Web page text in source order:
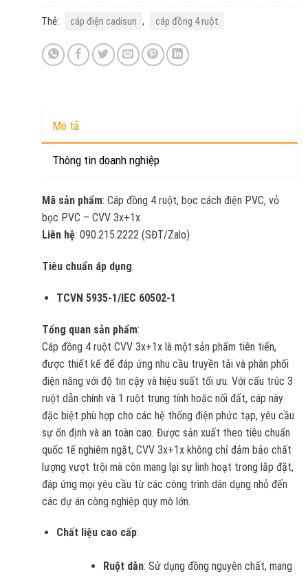
Thẻ: cáp điện cadisun , cáp đồng 4 ruột
Mô tả
Thông tin doanh nghiệp
Mã sản phẩm: Cáp đồng 4 ruột, bọc cách điện PVC, vỏ
bọc PVC – CVV 3x+1x
Liên hệ: 090.215.2222 (SĐT/Zalo)
Tiêu chuẩn áp dụng:
TCVN 5935-1/IEC 60502-1
Tổng quan sản phẩm:
Cáp đồng 4 ruột CVV 3x+1x là một sản phẩm tiên tiến,
được thiết kế để đáp ứng nhu cầu truyền tải và phân phối
điện năng với độ tin cậy và hiệu suất tối ưu. Với cấu trúc 3
ruột dẫn chính và 1 ruột trung tính hoặc nối đất, cáp này
đặc biệt phù hợp cho các hệ thống điện phức tạp, yêu cầu
sự ổn định và an toàn cao. Được sản xuất theo tiêu chuẩn
quốc tế nghiêm ngặt, CVV 3x+1x không chỉ đảm bảo chất
lượng vượt trội mà còn mang lại sự linh hoạt trong lắp đặt,
đáp ứng mọi yêu cầu từ các công trình dân dụng nhỏ đến
các dự án công nghiệp quy mô lớn.
Chất liệu cao cấp:
Ruột dẫn: Sử dụng đồng nguyên chất, mang